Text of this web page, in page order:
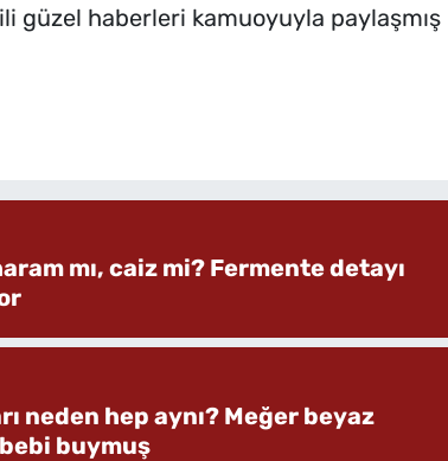
güzel haberleri kamuoyuyla paylaşmış
mı, caiz mi? Fermente detayı
neden hep aynı? Meğer beyaz
buymuş